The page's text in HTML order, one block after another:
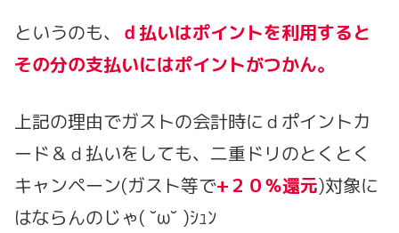
というのも、
ｄ払いはポイントを利用すると
その分の支払いにはポイントがつかん。
上記の理由でガストの会計時にｄポイントカ
ード＆ｄ払いをしても、二重ドリのとくとく
キャンペーン(ガスト等で+２０％還元)対象に
はならんのじゃ( ˘ω˘ )ｼｭﾝ